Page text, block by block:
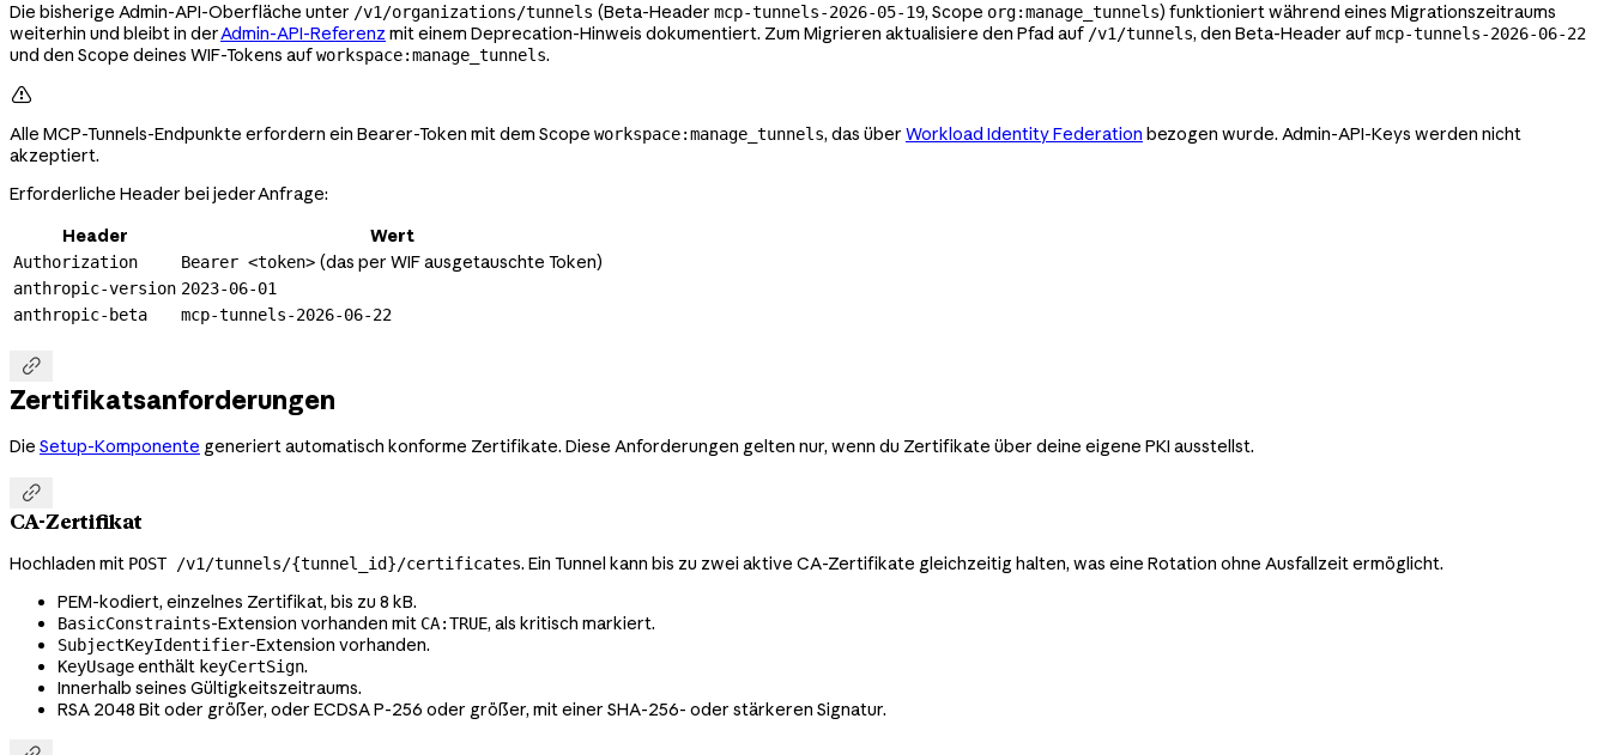
Die bisherige Admin-API-Oberfläche unter /v1/organizations/tunnels (Beta-Header mcp-tunnels-2026-05-19, Scope org:manage_tunnels) funktioniert während eines Migrationszeitraums
weiterhin und bleibt in derAdmin-API-Referenz mit einem Deprecation-Hinweis dokumentiert. Zum Migrieren aktualisiere den Pfad auf /v1/tunnels, den Beta-Header aufmcp-tunnels-2026-06-22
und den Scope deines WIF-Tokens aufworkspace:manage_tunnels.

Alle MCP-Tunnels-Endpunkte erfordern ein Bearer-Token mit dem Scope workspace:manage_tunnels, das über Workload Identity Federation bezogen wurde. Admin-API-Keys werden nicht
akzeptiert.
Erforderliche Header bei jeder Anfrage:
Header
Wert
Authorization Bearer <token> (das per WIF ausgetauschte Token)
anthropic-version 2023-06-01
anthropic-beta
mcp-tunnels-2026-06-22

Zertifikatsanforderungen
Die Setup-Komponente generiert automatisch konforme Zertifikate. Diese Anforderungen gelten nur, wenn du Zertifikate über deine eigene PKI ausstellst.

CA-Zertifikat
Hochladen mit POST /v1/tunnels/{tunnel_id}/certificates. Ein Tunnel kann bis zu zwei aktive CA-Zertifikate gleichzeitig halten, was eine Rotation ohne Ausfallzeit ermöglicht.
PEM-kodiert, einzelnes Zertifikat, bis zu 8 kB.
BasicConstraints-Extension vorhanden mit CA:TRUE, als kritisch markiert.
SubjectKeyIdentifier-Extension vorhanden.
KeyUsageenthält keyCertSign.
Innerhalb seines Gültigkeitszeitraums.
RSA 2048 Bit oder größer, oder ECDSA P-256 oder größer, mit einer SHA-256- oder stärkeren Signatur.